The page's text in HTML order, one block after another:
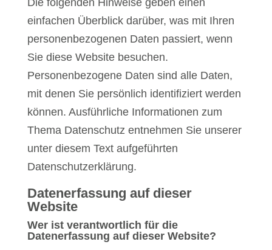
Die folgenden Hinweise geben einen
einfachen Überblick darüber, was mit Ihren
personenbezogenen Daten passiert, wenn
Sie diese Website besuchen.
Personenbezogene Daten sind alle Daten,
mit denen Sie persönlich identifiziert werden
können. Ausführliche Informationen zum
Thema Datenschutz entnehmen Sie unserer
unter diesem Text aufgeführten
Datenschutzerklärung.
Datenerfassung auf dieser
Website
Wer ist verantwortlich für die
Datenerfassung auf dieser Website?